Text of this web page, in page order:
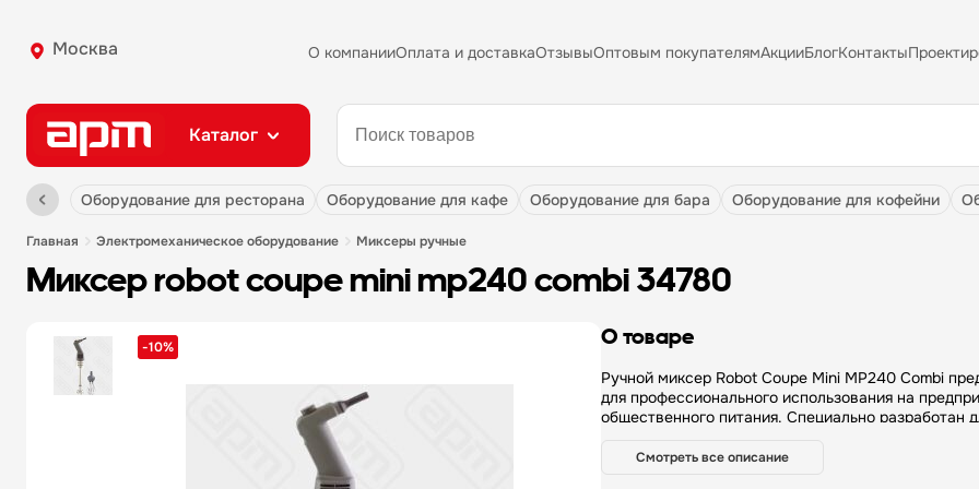
Москва О компанииОплата и доставкаОтзывыОптовым покупателямАкцииБлогКонтакты
Каталог
оборудование для ресторана оборудование для кафе оборудование для бара оборудование для кофейни
главная электромеханическое оборудование миксеры ручные
миксер robot coupe mini mp240 combi 34780
-10% О товаре
Ручной миксер Robot Coupe Mini MP240 Combi
для профессионального использования на
общественного питания. Специально разработан
жидкого теста. Особенности: — Эргономичная
Смотреть все описание